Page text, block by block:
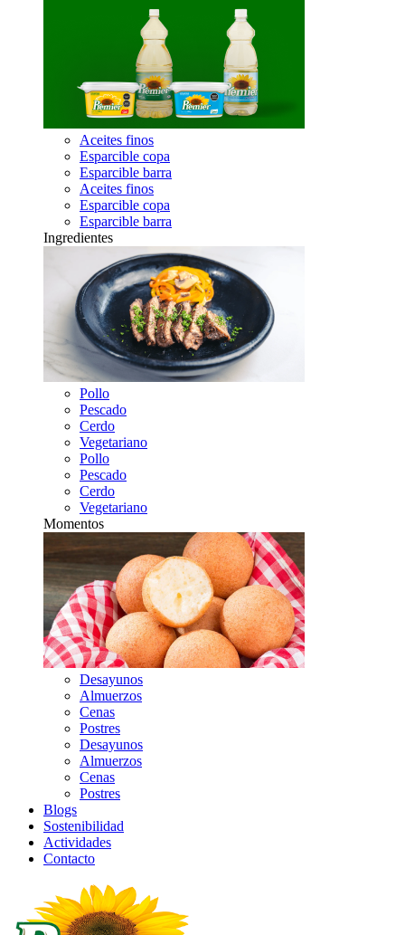
Aceites finos
Esparcible copa
Esparcible barra
Aceites finos
Esparcible copa
Esparcible barra
Ingredientes
Pollo
Pescado
Cerdo
Vegetariano
Pollo
Pescado
Cerdo
Vegetariano
Momentos
Desayunos
Almuerzos
Cenas
Postres
Desayunos
Almuerzos
Cenas
Postres
Blogs
Sostenibilidad
Actividades
Contacto